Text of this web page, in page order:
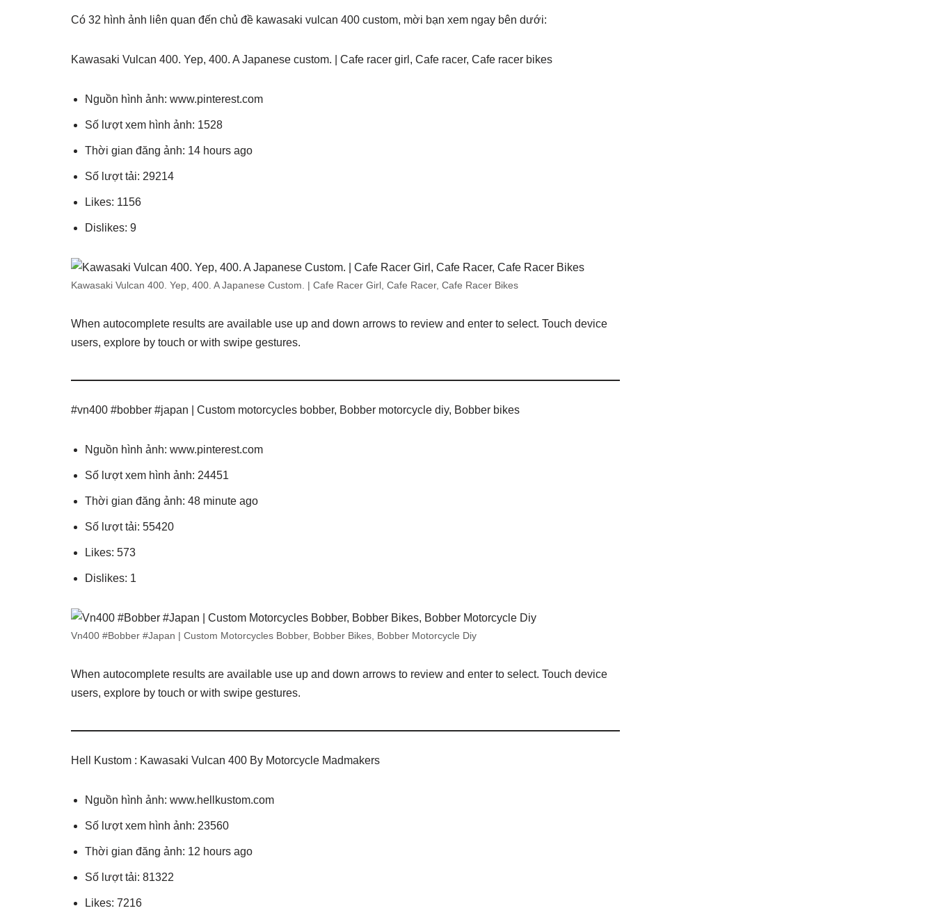
Có 32 hình ảnh liên quan đến chủ đề kawasaki vulcan 400 custom, mời bạn xem ngay bên dưới:
Kawasaki Vulcan 400. Yep, 400. A Japanese custom. | Cafe racer girl, Cafe racer, Cafe racer bikes
Nguồn hình ảnh: www.pinterest.com
Số lượt xem hình ảnh: 1528
Thời gian đăng ảnh: 14 hours ago
Số lượt tải: 29214
Likes: 1156
Dislikes: 9
Kawasaki Vulcan 400. Yep, 400. A Japanese Custom. | Cafe Racer Girl, Cafe Racer, Cafe Racer Bikes
When autocomplete results are available use up and down arrows to review and enter to select. Touch device
users, explore by touch or with swipe gestures.
#vn400 #bobber #japan | Custom motorcycles bobber, Bobber motorcycle diy, Bobber bikes
Nguồn hình ảnh: www.pinterest.com
Số lượt xem hình ảnh: 24451
Thời gian đăng ảnh: 48 minute ago
Số lượt tải: 55420
Likes: 573
Dislikes: 1
Vn400 #Bobber #Japan | Custom Motorcycles Bobber, Bobber Bikes, Bobber Motorcycle Diy
When autocomplete results are available use up and down arrows to review and enter to select. Touch device
users, explore by touch or with swipe gestures.
Hell Kustom : Kawasaki Vulcan 400 By Motorcycle Madmakers
Nguồn hình ảnh: www.hellkustom.com
Số lượt xem hình ảnh: 23560
Thời gian đăng ảnh: 12 hours ago
Số lượt tải: 81322
Likes: 7216